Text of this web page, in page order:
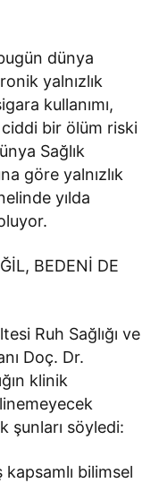
dünya
yalnızlık
kullanımı,
bir ölüm riski
Sağlık
göre yalnızlık
yılda
BEDENİ DE
Ruh Sağlığı ve
Doç. Dr.
klinik
şunları söyledi:
kapsamlı bilimsel